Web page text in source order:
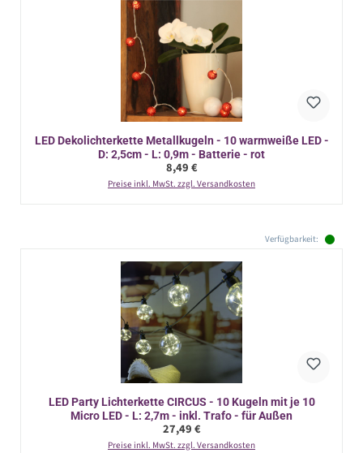
LED Dekolichterkette Metallkugeln - 10 warmweiße LED -
D: 2,5cm - L: 0,9m - Batterie - rot
Regulärer Preis:
8,49 €
Preise inkl. MwSt. zzgl. Versandkosten
Verfügbarkeit:
LED Party Lichterkette CIRCUS - 10 Kugeln mit je 10
Micro LED - L: 2,7m - inkl. Trafo - für Außen
Regulärer Preis:
27,49 €
Preise inkl. MwSt. zzgl. Versandkosten